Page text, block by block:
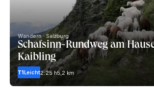
Wandern · Salzburg
Schafsinn-Rundweg am
Kaibling
T1Leicht2:25 h5,2 km